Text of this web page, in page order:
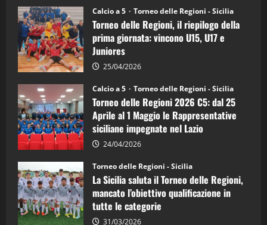
Juniores
è
vicecampione
d’Italia
Calcio a 5 Torneo delle Regioni - Sicilia
Torneo delle Regioni, il riepilogo della
prima giornata: vincono U15, U17 e
Juniores
25/04/2026
Calcio a 5 Torneo delle Regioni - Sicilia
Torneo delle Regioni 2026 C5: dal 25
Aprile al 1 Maggio le Rappresentative
siciliane impegnate nel Lazio
24/04/2026
Torneo delle Regioni - Sicilia
La Sicilia saluta il Torneo delle Regioni,
mancato l’obiettivo qualificazione in
tutte le categorie
31/03/2026